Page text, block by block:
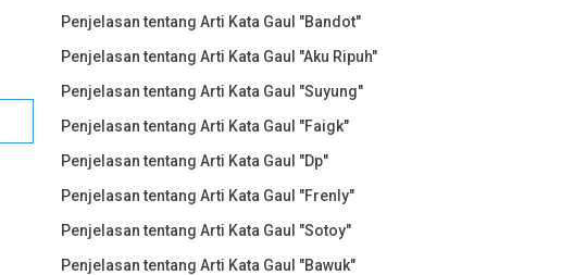
Penjelasan tentang Arti Kata Gaul "Bandot"
Penjelasan tentang Arti Kata Gaul "Aku Ripuh"
Penjelasan tentang Arti Kata Gaul "Suyung"
Penjelasan tentang Arti Kata Gaul "Faigk"
Penjelasan tentang Arti Kata Gaul "Dp"
Penjelasan tentang Arti Kata Gaul "Frenly"
Penjelasan tentang Arti Kata Gaul "Sotoy"
Penjelasan tentang Arti Kata Gaul "Bawuk"